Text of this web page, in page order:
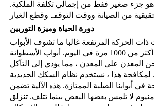
جزء صغير فقط من إجمالي تكلفة الملكية.
دورة الحياة وميزة التوربين
الحركة المرتفعة غالبا ما تشوف الأبواب
تفتح وتغلق أكثر من 1000 مرة في اليوم. أبواب الأسطوانة
المعدن على المعدن ، مما يؤدي إلى التآكل
هذا ، نستخدم نظام السكك الحديدية
في أبوابنا الصلبة الممتازة. هذه الآلية تضمن
لا تلمس بعضها البعض بينما تتلف. تنزلق